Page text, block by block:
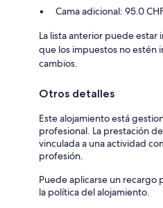
Cama adicional: 95.0
La lista anterior puede
que los impuestos no estén
cambios.
Otros detalles
Este alojamiento está
profesional. La prestación
vinculada a una actividad
profesión.
Puede aplicarse un recargo
la política del alojamiento.